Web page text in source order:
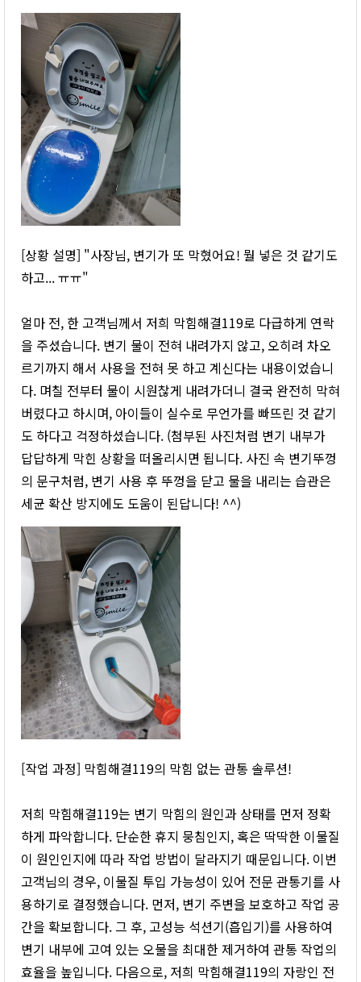
[상황 설명] "사장님, 변기가 또 막혔어요! 뭘 넣은 것 같기도
하고... ㅠㅠ"
얼마 전, 한 고객님께서 저희 막힘해결119로 다급하게 연락
을 주셨습니다. 변기 물이 전혀 내려가지 않고, 오히려 차오
르기까지 해서 사용을 전혀 못 하고 계신다는 내용이었습니
다. 며칠 전부터 물이 시원찮게 내려가더니 결국 완전히 막혀
버렸다고 하시며, 아이들이 실수로 무언가를 빠뜨린 것 같기
도 하다고 걱정하셨습니다. (첨부된 사진처럼 변기 내부가
답답하게 막힌 상황을 떠올리시면 됩니다. 사진 속 변기뚜껑
의 문구처럼, 변기 사용 후 뚜껑을 닫고 물을 내리는 습관은
세균 확산 방지에도 도움이 된답니다! ^^)
[작업 과정] 막힘해결119의 막힘 없는 관통 솔루션!
저희 막힘해결119는 변기 막힘의 원인과 상태를 먼저 정확
하게 파악합니다. 단순한 휴지 뭉침인지, 혹은 딱딱한 이물질
이 원인인지에 따라 작업 방법이 달라지기 때문입니다. 이번
고객님의 경우, 이물질 투입 가능성이 있어 전문 관통기를 사
용하기로 결정했습니다. 먼저, 변기 주변을 보호하고 작업 공
간을 확보합니다. 그 후, 고성능 석션기(흡입기)를 사용하여
변기 내부에 고여 있는 오물을 최대한 제거하여 관통 작업의
효율을 높입니다. 다음으로, 저희 막힘해결119의 자랑인 전